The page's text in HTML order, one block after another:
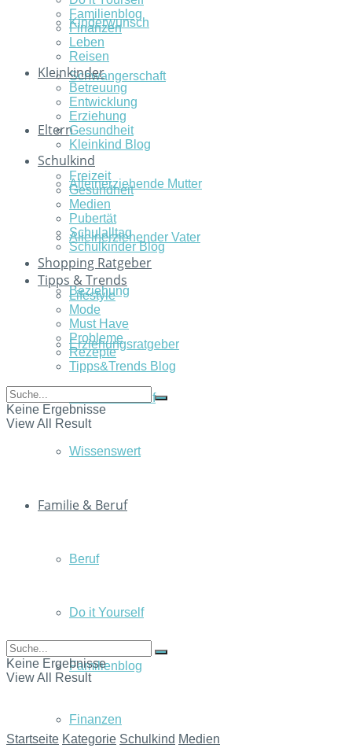
Kinderwunsch
Schwangerschaft
Eltern
Alleinerziehende Mutter
Alleinerziehender Vater
Beziehung
Erziehungsratgeber
Familie & Beruf
Wissenswert
Familie & Beruf
Beruf
Do it Yourself
Familienblog
Finanzen
Familienblog
Finanzen
Leben
Reisen
Kleinkinder
Betreuung
Entwicklung
Erziehung
Gesundheit
Kleinkind Blog
Schulkind
Freizeit
Gesundheit
Medien
Pubertät
Schulalltag
Schulkinder Blog
Shopping Ratgeber
Tipps & Trends
Lifestyle
Mode
Must Have
Probleme
Rezepte
Tipps&Trends Blog
Keine Ergebnisse
View All Result
Keine Ergebnisse
View All Result
Startseite Kategorie Schulkind Medien